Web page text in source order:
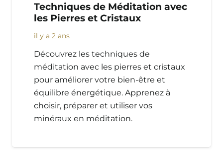
Techniques de Méditation avec
les Pierres et Cristaux
il y a 2 ans
Découvrez les techniques de
méditation avec les pierres et cristaux
pour améliorer votre bien-être et
équilibre énergétique. Apprenez à
choisir, préparer et utiliser vos
minéraux en méditation.